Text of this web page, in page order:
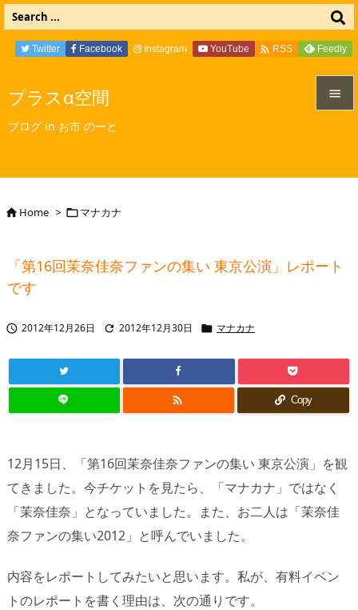
プラスα空間
ブログ in お市 のーと

次へ
Twitter Facebook Instagram YouTube  RSS Feedly
Home > マナカナ
「第16回茉奈佳奈ファンの集い 東京公演」レポート
です
 2012年12月26日  2012年12月30日  マナカナ
 Copy
12月15日、「第16回茉奈佳奈ファンの集い 東京公演」を観
てきました。今チケットを見たら、「マナカナ」ではなく
「茉奈佳奈」となっていました。また、お二人は「茉奈佳
奈ファンの集い2012」と呼んでいました。
内容をレポートしてみたいと思います。私が、有料イベン
トのレポートを書く理由は、次の通りです。